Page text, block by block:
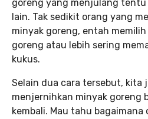
goreng yang menjulang tentu
lain. Tak sedikit orang yang
minyak goreng, entah
goreng atau lebih sering
kukus.
Selain dua cara tersebut, kita
menjernihkan minyak goreng
kembali. Mau tahu